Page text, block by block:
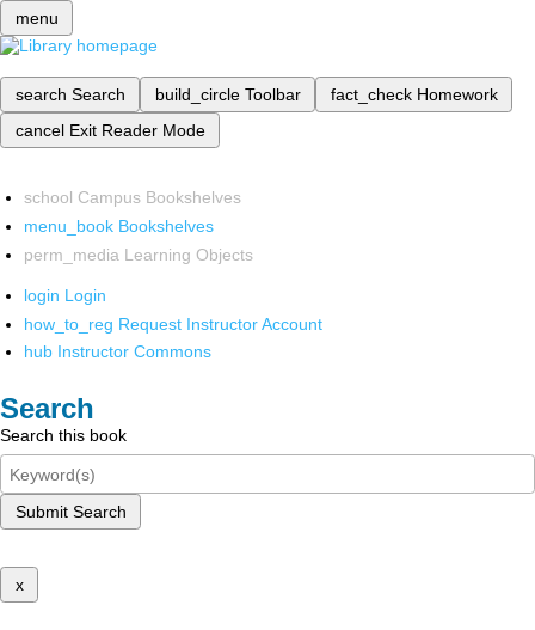
menu
search Search build_circle Toolbar fact_check Homework
cancel Exit Reader Mode
school Campus Bookshelves
menu_book Bookshelves
perm_media Learning Objects
login Login
how_to_reg Request Instructor Account
hub Instructor Commons
Search
Search this book
Submit Search
x